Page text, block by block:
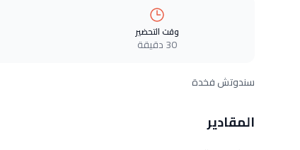
وقت التحضير
30 دقيقة
سندوتش فخدة
المقادير